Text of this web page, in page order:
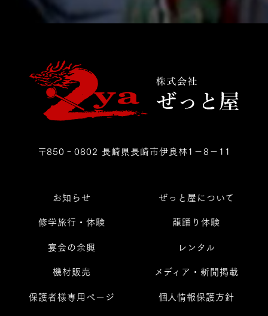
〒850‐0802 長崎県長崎市伊良林1－8－11
お知らせ
ぜっと屋について
修学旅行・体験
龍踊り体験
宴会の余興
レンタル
機材販売
メディア・新聞掲載
保護者様専用ページ
個人情報保護方針